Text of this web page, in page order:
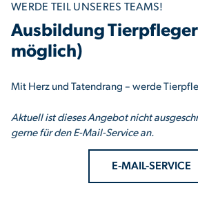
WERDE TEIL UNSERES TEAMS!
Ausbildung
möglich)
Mit Herz und Tatendrang – werde
Aktuell ist dieses Angebot nicht
gerne für den E-Mail-Service an.
E-MAIL-SERVICE